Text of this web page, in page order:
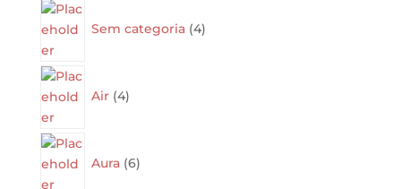
Sem categoria 4products
Air 4products
Aura 6products